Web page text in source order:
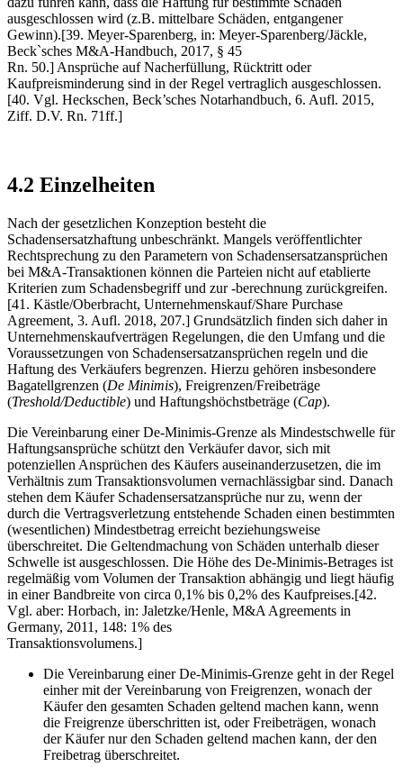
ausgeschlossen wird (z.B. mittelbare Schäden, entgangener
Gewinn).[39. Meyer-Sparenberg, in: Meyer-Sparenberg/Jäckle,
Beck`sches M&A-Handbuch, 2017, § 45
Rn. 50.] Ansprüche auf Nacherfüllung, Rücktritt oder
Kaufpreisminderung sind in der Regel vertraglich ausgeschlossen.
[40. Vgl. Heckschen, Beck’sches Notarhandbuch, 6. Aufl. 2015,
Ziff. D.V. Rn. 71ff.]
4.2 Einzelheiten
Nach der gesetzlichen Konzeption besteht die
Schadensersatzhaftung unbeschränkt. Mangels veröffentlichter
Rechtsprechung zu den Parametern von Schadensersatzansprüchen
bei M&A-Transaktionen können die Parteien nicht auf etablierte
Kriterien zum Schadensbegriff und zur -berechnung zurückgreifen.
[41. Kästle/Oberbracht, Unternehmenskauf/Share Purchase
Agreement, 3. Aufl. 2018, 207.] Grundsätzlich finden sich daher in
Unternehmenskaufverträgen Regelungen, die den Umfang und die
Voraussetzungen von Schadensersatzansprüchen regeln und die
Haftung des Verkäufers begrenzen. Hierzu gehören insbesondere
Bagatellgrenzen (De Minimis), Freigrenzen/Freibeträge
(Treshold/Deductible) und Haftungshöchstbeträge (Cap).
Die Vereinbarung einer De-Minimis-Grenze als Mindestschwelle für
Haftungsansprüche schützt den Verkäufer davor, sich mit
potenziellen Ansprüchen des Käufers auseinanderzusetzen, die im
Verhältnis zum Transaktionsvolumen vernachlässigbar sind. Danach
stehen dem Käufer Schadensersatzansprüche nur zu, wenn der
durch die Vertragsverletzung entstehende Schaden einen bestimmten
(wesentlichen) Mindestbetrag erreicht beziehungsweise
überschreitet. Die Geltendmachung von Schäden unterhalb dieser
Schwelle ist ausgeschlossen. Die Höhe des De-Minimis-Betrages ist
regelmäßig vom Volumen der Transaktion abhängig und liegt häufig
in einer Bandbreite von circa 0,1% bis 0,2% des Kaufpreises.[42.
Vgl. aber: Horbach, in: Jaletzke/Henle, M&A Agreements in
Germany, 2011, 148: 1% des
Transaktionsvolumens.]
Die Vereinbarung einer De-Minimis-Grenze geht in der Regel
einher mit der Vereinbarung von Freigrenzen, wonach der
Käufer den gesamten Schaden geltend machen kann, wenn
die Freigrenze überschritten ist, oder Freibeträgen, wonach
der Käufer nur den Schaden geltend machen kann, der den
Freibetrag überschreitet.